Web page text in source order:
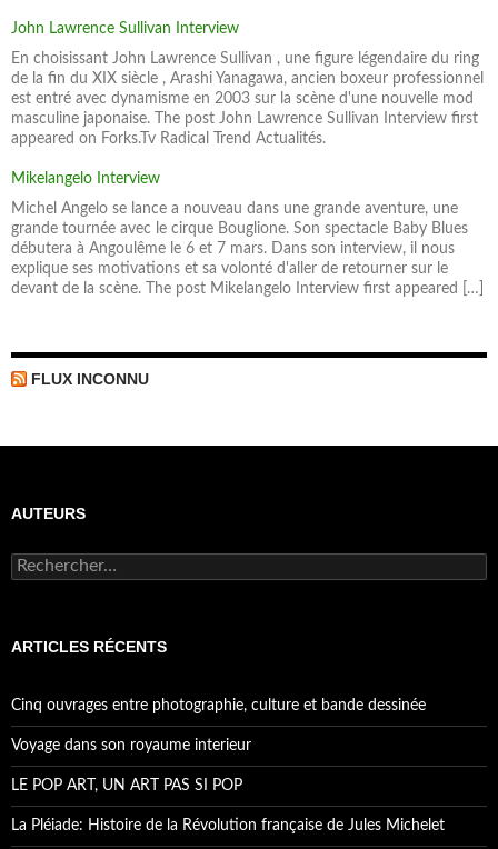
John Lawrence Sullivan Interview
En choisissant John Lawrence Sullivan , une figure légendaire du ring
de la fin du XIX siècle , Arashi Yanagawa, ancien boxeur professionnel
est entré avec dynamisme en 2003 sur la scène d'une nouvelle mod
masculine japonaise. The post John Lawrence Sullivan Interview first
appeared on Forks.Tv Radical Trend Actualités.
Mikelangelo Interview
Michel Angelo se lance a nouveau dans une grande aventure, une
grande tournée avec le cirque Bouglione. Son spectacle Baby Blues
débutera à Angoulême le 6 et 7 mars. Dans son interview, il nous
explique ses motivations et sa volonté d'aller de retourner sur le
devant de la scène. The post Mikelangelo Interview first appeared […]
FLUX INCONNU
AUTEURS
R
e
e
h
e
r
ARTICLES RÉCENTS
Cinq ouvrages entre photographie, culture et bande dessinée
Voyage dans son royaume interieur
LE POP ART, UN ART PAS SI POP
La Pléiade: Histoire de la Révolution française de Jules Michelet